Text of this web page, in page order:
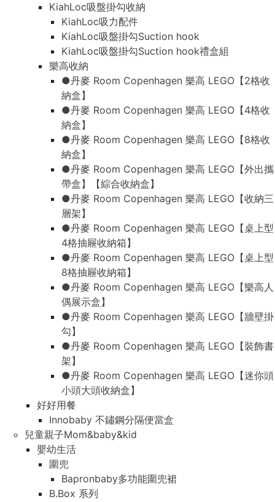
KiahLoc吸盤掛勾收納
KiahLoc吸力配件
KiahLoc吸盤掛勾Suction hook
KiahLoc吸盤掛勾Suction hook禮盒組
樂高收納
●丹麥 Room Copenhagen 樂高 LEGO【2格收
納盒】
●丹麥 Room Copenhagen 樂高 LEGO【4格收
納盒】
●丹麥 Room Copenhagen 樂高 LEGO【8格收
納盒】
●丹麥 Room Copenhagen 樂高 LEGO【外出攜
帶盒】【綜合收納盒】
●丹麥 Room Copenhagen 樂高 LEGO【收納三
層架】
●丹麥 Room Copenhagen 樂高 LEGO【桌上型
4格抽屜收納箱】
●丹麥 Room Copenhagen 樂高 LEGO【桌上型
8格抽屜收納箱】
●丹麥 Room Copenhagen 樂高 LEGO【樂高人
偶展示盒】
●丹麥 Room Copenhagen 樂高 LEGO【牆壁掛
勾】
●丹麥 Room Copenhagen 樂高 LEGO【裝飾書
架】
●丹麥 Room Copenhagen 樂高 LEGO【迷你頭
小頭大頭收納盒】
好好用餐
Innobaby 不鏽鋼分隔便當盒
兒童親子Mom&baby&kid
嬰幼生活
圍兜
Bapronbaby多功能圍兜裙
B.Box 系列